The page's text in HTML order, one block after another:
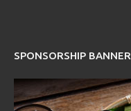
SPONSORSHIP BANNER